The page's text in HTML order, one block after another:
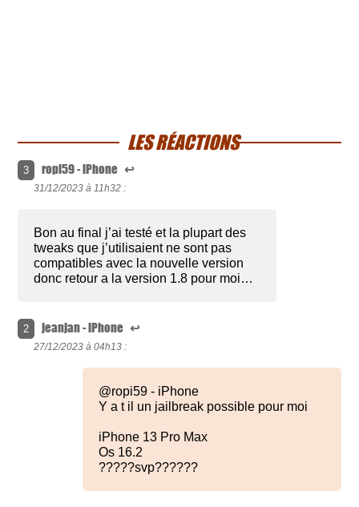
LES RÉACTIONS
3 ropi59 - iPhone ↩
31/12/2023 à 11h32 :
Bon au final j’ai testé et la plupart des
tweaks que j’utilisaient ne sont pas
compatibles avec la nouvelle version
donc retour a la version 1.8 pour moi…
2 jeanjan - iPhone ↩
27/12/2023 à 04h13 :
@ropi59 - iPhone
Y a t il un jailbreak possible pour moi
iPhone 13 Pro Max
Os 16.2
?????svp??????